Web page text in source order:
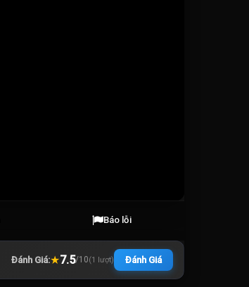
Báo lỗi
Đánh Giá:★7.5/10(1 lượt) Đánh Giá